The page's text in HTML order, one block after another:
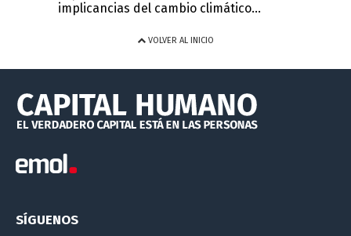
implicancias del cambio climático...
VOLVER AL INICIO
SÍGUENOS